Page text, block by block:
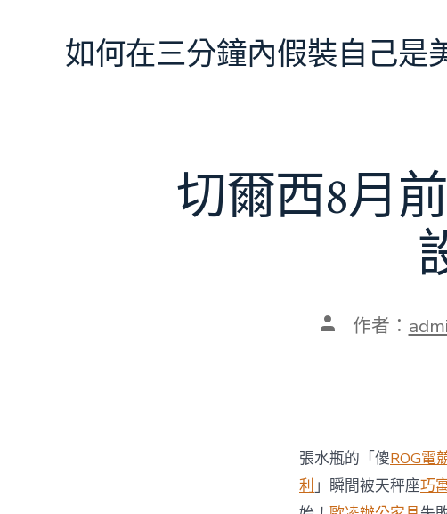
如何在三分鐘內假裝自己是
切爾西8月
文 作者：
張水瓶的「傻ROG電
利」瞬間被天秤座巧